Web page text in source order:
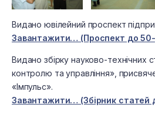
Видано ювілейний проспект
Завантажити… (Проспект до
Видано збірку науково-технічних
контролю та управління»,
«Імпульс».
Завантажити… (Збірник статей